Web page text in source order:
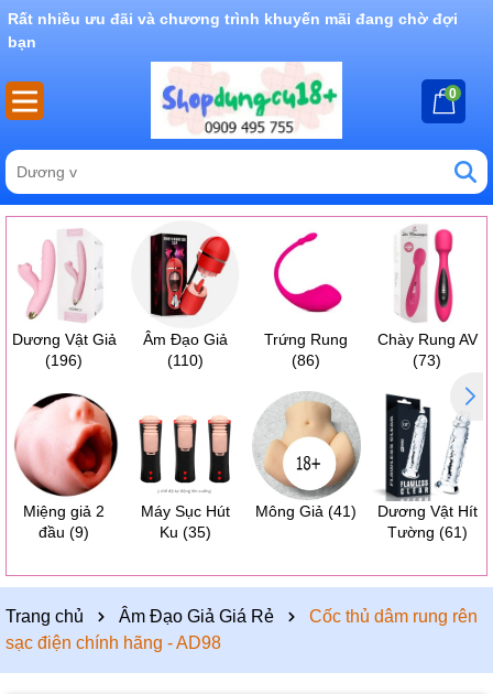
Rất nhiều ưu đãi và chương trình khuyến mãi đang chờ đợi
bạn
0
Dương Vật Giả
(196)
Âm Đạo Giả
(110)
Trứng Rung
(86)
Chày Rung AV
(73)
Miệng giả 2
đầu (9)
Máy Sục Hút
Ku (35)
Mông Giả (41)
Dương Vật Hít
Tường (61)
Trang chủ Âm Đạo Giả Giá Rẻ
Cốc thủ dâm rung rên
sạc điện chính hãng - AD98